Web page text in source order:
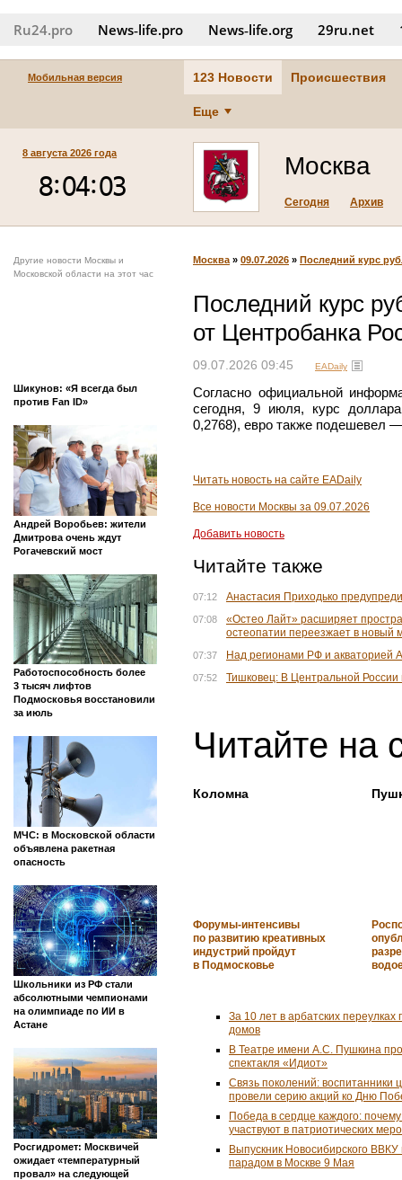
Ru24.pro News‑life.pro News‑life.org 29ru.net
Мобильная версия 123 Новости Происшествия
Еще
8 августа 2026 года Москва
Сегодня Архив
Другие новости Москвы и
Московской области на этот час
Шикунов: «Я всегда был
против Fan ID»
Андрей Воробьев: жители
Дмитрова очень ждут
Рогачевский мост
Работоспособность более
3 тысяч лифтов
Подмосковья восстановили
за июль
МЧС: в Московской области
объявлена ракетная
опасность
Школьники из РФ стали
абсолютными чемпионами
на олимпиаде по ИИ в
Астане
Росгидромет: Москвичей
ожидает «температурный
провал» на следующей
Москва » 09.07.2026 » Последний курс
Последний курс
от Центробанка
09.07.2026 09:45 EADaily
Согласно официальной
сегодня, 9 июля, курс
0,2768), евро также подешевел
Читать новость на сайте EADaily
Все новости Москвы за 09.07.2026
Добавить новость
Читайте также
07:12 Анастасия Приходько
07:08
«Остео Лайт» расширяет
остеопатии переезжает в новый
07:37 Над регионами РФ и акваторией
07:52 Тишковец: В Центральной
Читайте на
Коломна
Форумы-интенсивы
по развитию креативных
индустрий пройдут
в Подмосковье
За 10 лет в арбатских переулках
домов
В Театре имени А.С. Пушкина
спектакля «Идиот»
Связь поколений: воспитанники
провели серию акций ко Дню
Победа в сердце каждого:
участвуют в патриотических
Выпускник Новосибирского
парадом в Москве 9 Мая